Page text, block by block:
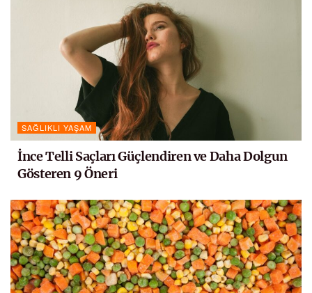
SAĞLIKLI YAŞAM
İnce Telli Saçları Güçlendiren ve Daha Dolgun
Gösteren 9 Öneri